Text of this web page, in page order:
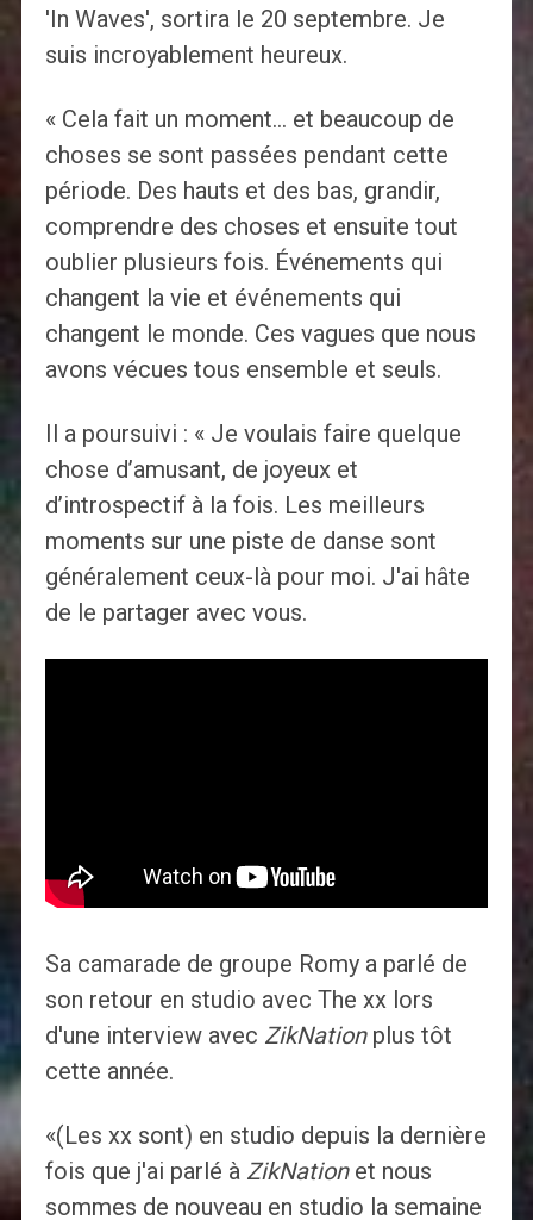
'In Waves', sortira le 20 septembre. Je
suis incroyablement heureux.
« Cela fait un moment… et beaucoup de
choses se sont passées pendant cette
période. Des hauts et des bas, grandir,
comprendre des choses et ensuite tout
oublier plusieurs fois. Événements qui
changent la vie et événements qui
changent le monde. Ces vagues que nous
avons vécues tous ensemble et seuls.
Il a poursuivi : « Je voulais faire quelque
chose d’amusant, de joyeux et
d’introspectif à la fois. Les meilleurs
moments sur une piste de danse sont
généralement ceux-là pour moi. J'ai hâte
de le partager avec vous.
Sa camarade de groupe Romy a parlé de
son retour en studio avec The xx lors
d'une interview avec ZikNationplus tôt
cette année.
«(Les xx sont) en studio depuis la dernière
fois que j'ai parlé à ZikNationet nous
sommes de nouveau en studio la semaine